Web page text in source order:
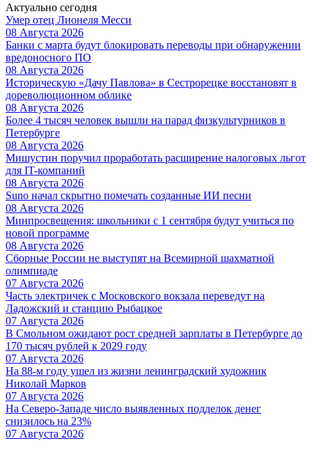
Актуально сегодня
Умер отец Лионеля Месси
08 Августа 2026
Банки с марта будут блокировать переводы при обнаружении
вредоносного ПО
08 Августа 2026
Историческую «Дачу Павлова» в Сестрорецке восстановят в
дореволюционном облике
08 Августа 2026
Более 4 тысяч человек вышли на парад физкультурников в
Петербурге
08 Августа 2026
Мишустин поручил проработать расширение налоговых льгот
для IT-компаний
08 Августа 2026
Suno начал скрытно помечать созданные ИИ песни
08 Августа 2026
Минпросвещения: школьники с 1 сентября будут учиться по
новой программе
08 Августа 2026
Сборные России не выступят на Всемирной шахматной
олимпиаде
07 Августа 2026
Часть электричек с Московского вокзала переведут на
Ладожский и станцию Рыбацкое
07 Августа 2026
В Смольном ожидают рост средней зарплаты в Петербурге до
170 тысяч рублей к 2029 году
07 Августа 2026
На 88-м году ушел из жизни ленинградский художник
Николай Марков
07 Августа 2026
На Северо-Западе число выявленных подделок денег
снизилось на 23%
07 Августа 2026